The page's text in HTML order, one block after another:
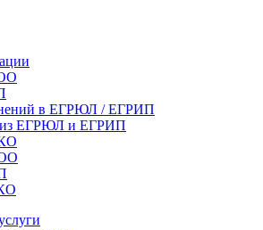
в ЕГРЮЛ / ЕГРИП
из ЕГРЮЛ и ЕГРИП